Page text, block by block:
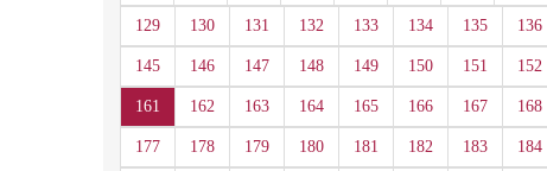
129 130 131 132 133 134 135 136
145 146 147 148 149 150 151 152
161 162 163 164 165 166 167 168
177 178 179 180 181 182 183 184